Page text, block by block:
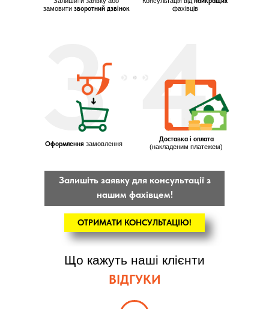
4
3
замовити зворотний дзвінок фахівців
Оформлення замовлення
Доставка і оплата
(накладеним платежем)
ОТРИМАТИ КОНСУЛЬТАЦІЮ!
Залишіть заявку для консультації з
нашим фахівцем!
Що кажуть наші клієнти
ВІДГУКИ